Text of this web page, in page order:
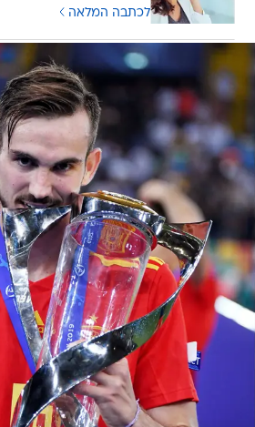
לכתבה המלאה